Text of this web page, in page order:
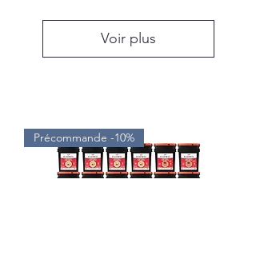
Voir plus
Précommande -10%